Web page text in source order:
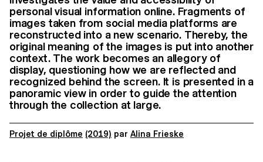
personal visual information online. Fragments of
images taken from social media platforms are
reconstructed into a new scenario. Thereby, the
original meaning of the images is put into another
context. The work becomes an allegory of
display, questioning how we are reflected and
recognized behind the screen. It is presented in a
panoramic view in order to guide the attention
through the collection at large.
Projet de diplôme (2019) par Alina Frieske